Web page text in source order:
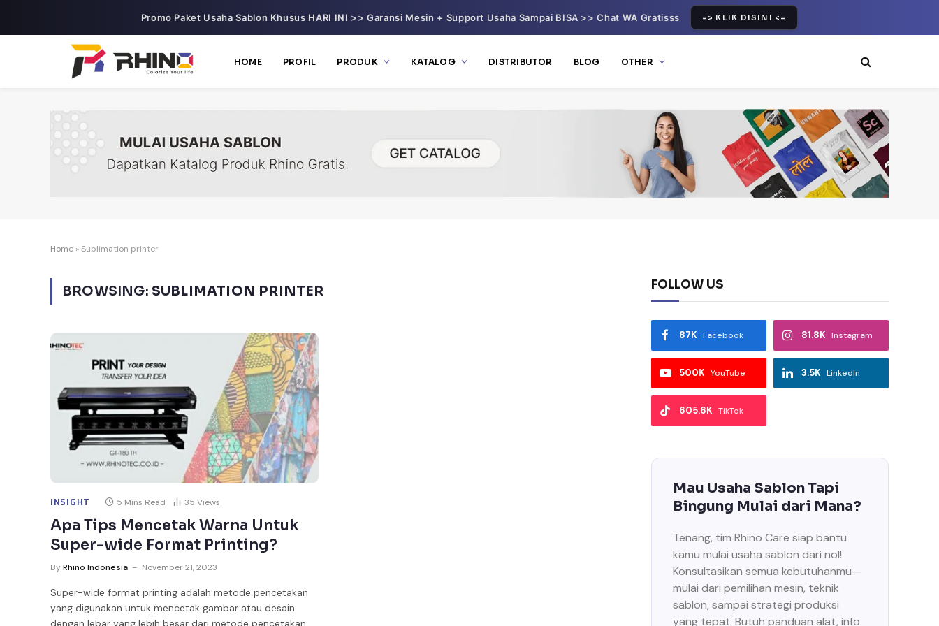
Promo Paket Usaha Sablon Khusus HARI INI >> Garansi Mesin + Support Usaha Sampai BISA >> Chat WA Gratisss => KLIK DISINI <=
HOME PROFIL PRODUK KATALOG DISTRIBUTOR BLOG OTHER
Home »Sublimation printer
BROWSING: SUBLIMATION PRINTER
INSIGHT 5 Mins Read 35 Views
Apa Tips Mencetak Warna Untuk
Super-wide Format Printing?
ByRhino Indonesia November 21, 2023
Super-wide format printing adalah metode pencetakan
yang digunakan untuk mencetak gambar atau desain
dengan lebar yang lebih besar dari metode pencetakan
FOLLOW US
Facebook
87K Instagram
81.8K
YouTube
500K LinkedIn
3.5K
TikTok
605.6K
Mau Usaha Sablon Tapi
Bingung Mulai dari Mana?
Tenang, tim Rhino Care siap bantu
kamu mulai usaha sablon dari nol!
Konsultasikan semua kebutuhanmu—
mulai dari pemilihan mesin, teknik
sablon, sampai strategi produksi
yang tepat. Butuh panduan alat, info